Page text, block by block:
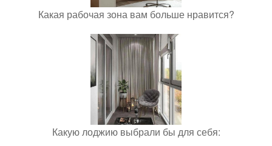
Какая рабочая зона вам больше нравится?
Какую лоджию выбрали бы для себя: